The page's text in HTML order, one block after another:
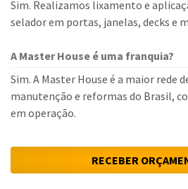
Sim. Realizamos lixamento e
selador em portas, janelas, decks e
A Master House é uma franquia?
Sim. A Master House é a maior rede
manutenção e reformas do Brasil,
em operação.
RECEBER